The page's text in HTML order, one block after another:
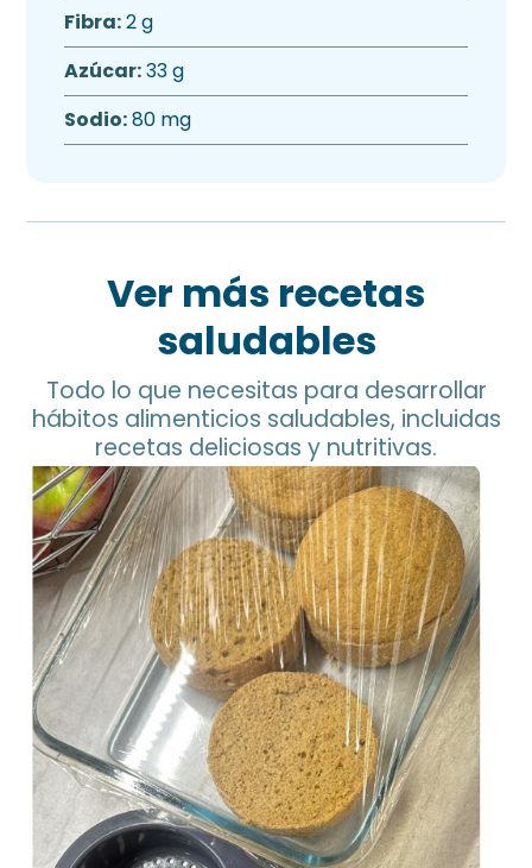
Fibra:2 g
Azúcar:33 g
Sodio:80 mg
Ver más recetas
saludables
Todo lo que necesitas para desarrollar
hábitos alimenticios saludables, incluidas
recetas deliciosas y nutritivas.
Pan de Garbanzo